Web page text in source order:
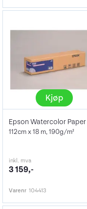
Kjøp
112cm x 18 m, 190g/m²
inkl. mva
3 159,-
Varenr 104413